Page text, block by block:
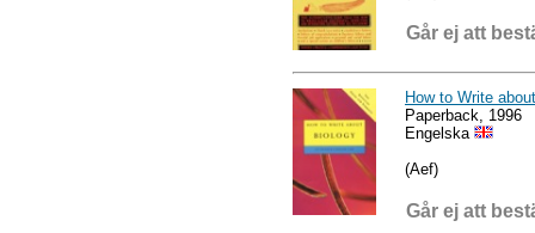
Går ej att
How to Write
Paperback, 1996
Engelska
(Aef)
Går ej att